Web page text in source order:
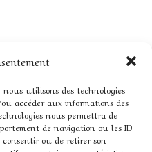
utilisons des technologies
accéder aux informations des
nous permettra de
de navigation ou les ID
ou de retirer son